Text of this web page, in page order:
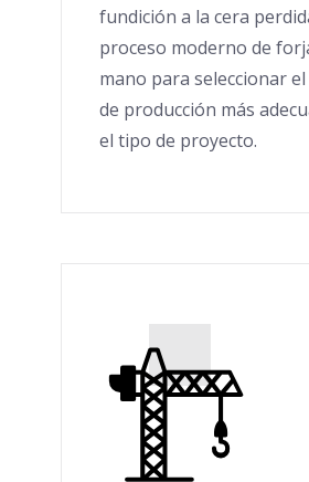
fundición a la cera
proceso moderno de
mano para seleccionar
de producción más
el tipo de proyecto.